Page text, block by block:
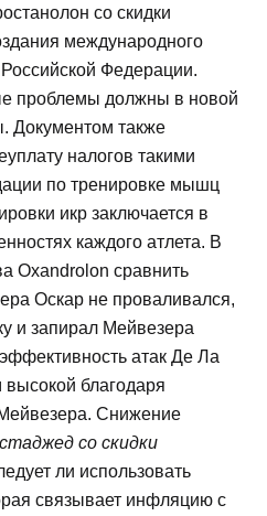
со скидки
международного
Федерации.
проблемы должны в новой
Документом также
налогов такими
по тренировке мышц
икр заключается в
каждого атлета. В
Oxandrolon сравнить
Оскар не проваливался,
и запирал Мейвезера
атак Де Ла
благодаря
Снижение
со скидки
ли использовать
связывает инфляцию с